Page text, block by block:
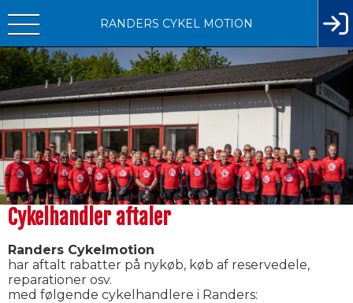
RANDERS CYKEL MOTION
Cykelhandler aftaler
Randers Cykelmotion
har aftalt rabatter på nykøb, køb af reservedele,
reparationer osv.
med følgende cykelhandlere i Randers: